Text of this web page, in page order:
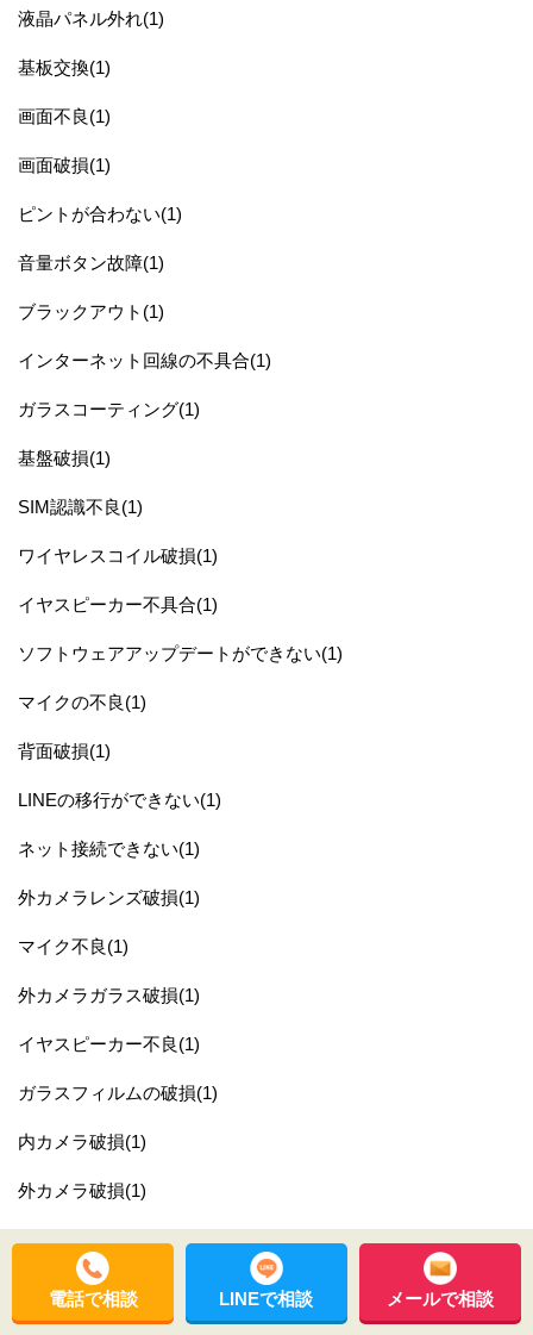
液晶パネル外れ(1)
基板交換(1)
画面不良(1)
画面破損(1)
ピントが合わない(1)
音量ボタン故障(1)
ブラックアウト(1)
インターネット回線の不具合(1)
ガラスコーティング(1)
基盤破損(1)
SIM認識不良(1)
ワイヤレスコイル破損(1)
イヤスピーカー不具合(1)
ソフトウェアアップデートができない(1)
マイクの不良(1)
背面破損(1)
LINEの移行ができない(1)
ネット接続できない(1)
外カメラレンズ破損(1)
マイク不良(1)
外カメラガラス破損(1)
イヤスピーカー不良(1)
ガラスフィルムの破損(1)
内カメラ破損(1)
外カメラ破損(1)
SIMトレイ(1)
音量ボタン交換(1)
電話で相談 LINEで相談 メールで相談